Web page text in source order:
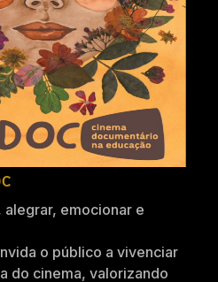
emocionar e
o público a vivenciar
do cinema, valorizando